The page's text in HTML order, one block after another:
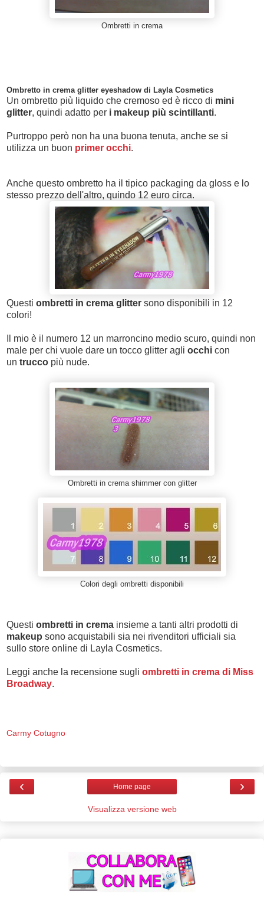
Ombretti in crema
Ombretto in crema glitter eyeshadow di Layla Cosmetics
Un ombretto più liquido che cremoso ed è ricco di mini
glitter, quindi adatto per i makeup più scintillanti.
Purtroppo però non ha una buona tenuta, anche se si
utilizza un buon primer occhi.
Anche questo ombretto ha il tipico packaging da gloss e lo
stesso prezzo dell'altro, quindo 12 euro circa.
Questi ombretti in crema glitter sono disponibili in 12
colori!
Il mio è il numero 12 un marroncino medio scuro, quindi non
male per chi vuole dare un tocco glitter agli occhi con
un trucco più nude.
Ombretti in crema shimmer con glitter
Colori degli ombretti disponibili
Questi ombretti in crema insieme a tanti altri prodotti di
makeup sono acquistabili sia nei rivenditori ufficiali sia
sullo store online di Layla Cosmetics.
Leggi anche la recensione sugli ombretti in crema di Miss
Broadway.
Carmy Cotugno
‹ ›
Home page
Visualizza versione web